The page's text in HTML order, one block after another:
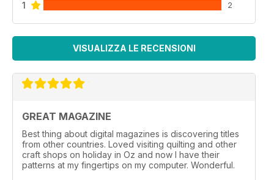
1 2
VISUALIZZA LE RECENSIONI
GREAT MAGAZINE
Best thing about digital magazines is discovering titles
from other countries. Loved visiting quilting and other
craft shops on holiday in Oz and now I have their
patterns at my fingertips on my computer. Wonderful.